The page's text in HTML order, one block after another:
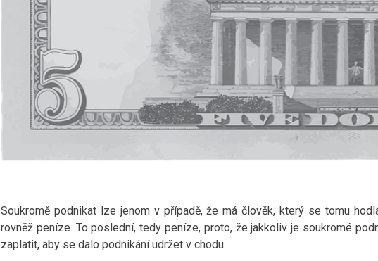
Soukromě podnikat lze jenom v případě, že má člověk, který se tomu
rovněž peníze. To poslední, tedy peníze, proto, že jakkoliv je soukromé
zaplatit, aby se dalo podnikání udržet v chodu.